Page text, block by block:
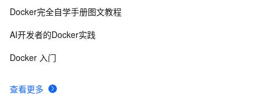
10Docker详解（十五）——Docker静态IP地址配置
查看更多
Docker完全自学手册图文教程
AI开发者的Docker实践
Docker 入门